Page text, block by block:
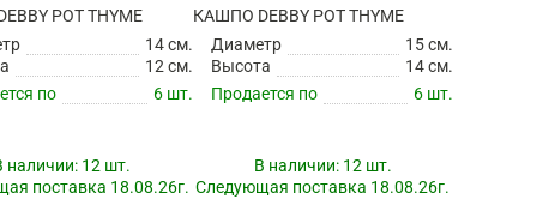
POT THYME
14 см.
12 см.
по
6 шт.
наличии: 12 шт.
поставка 18.08.26г.
КАШПО DEBBY POT THYME
Диаметр
15 см.
Высота
14 см.
Продается по
6 шт.
В наличии: 12 шт.
Следующая поставка 18.08.26г.